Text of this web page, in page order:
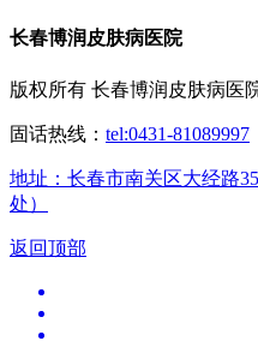
长春博润皮肤病医院
版权所有 长春博润皮肤病医
固话热线： tel:0431-81089997
地址：长春市南关区大经路
处）
返回顶部